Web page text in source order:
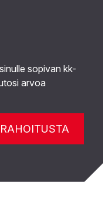
sopivan kk-
arvoa